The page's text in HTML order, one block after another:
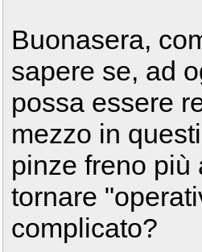
Buonasera,
sapere se, ad
possa essere
mezzo in
pinze freno più
tornare
complicato?